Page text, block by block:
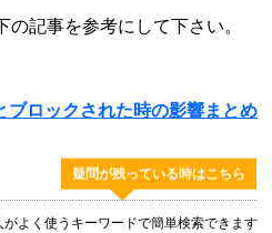
記事を参考にして下さい。
ブロックされた時の影響まとめ
疑問が残っている時はこちら
がよく使うキーワードで簡単検索できます